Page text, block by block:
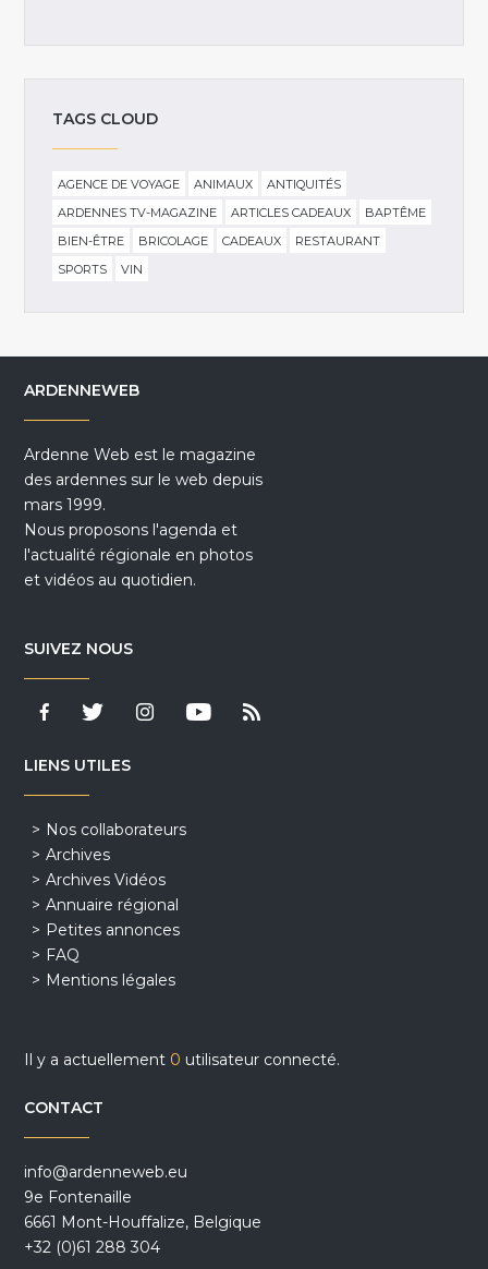
TAGS CLOUD
AGENCE DE VOYAGE ANIMAUX
ANTIQUITÉS
ARDENNES TV-MAGAZINE
ARTICLES CADEAUX
BAPTÊME
BIEN-ÊTRE
BRICOLAGE CADEAUX
RESTAURANT
SPORTS
VIN
ARDENNEWEB
Ardenne Web est le magazine
des ardennes sur le web depuis
mars 1999.
Nous proposons l'agenda et
l'actualité régionale en photos
et vidéos au quotidien.
SUIVEZ NOUS
LIENS UTILES
Nos collaborateurs
Archives
Archives Vidéos
Annuaire régional
Petites annonces
FAQ
Mentions légales
Il y a actuellement 0 utilisateur connecté.
CONTACT
info@ardenneweb.eu
9e Fontenaille
6661 Mont-Houffalize, Belgique
+32 (0)61 288 304